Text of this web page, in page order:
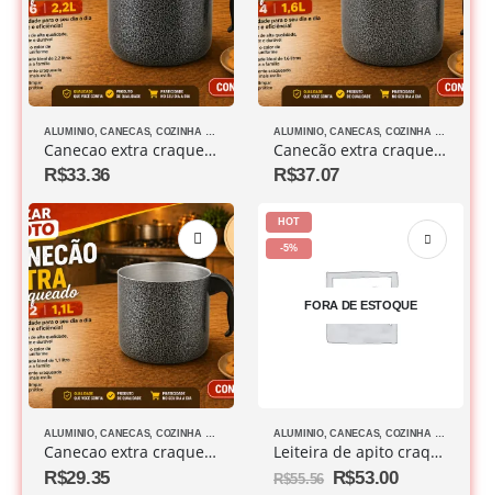
ALUMINIO,CANECAS, COZINHA DIVERSOS
Canecao extra craqueado – Nº 16 – 2,2L
R$33.36
ALUMINIO,CANECAS, COZINHA DIVERSOS
Canecão extra craqueado – Nº 14 1.6L
R$37.07
ALUMINIO,CANECAS, COZINHA DIVERSOS
Canecao extra craqueado – Nº 12 -1.1L
R$29.35
HOT
-5%
FORA DE ESTOQUE
ALUMINIO,CANECAS, COZINHA DIVERSOS
Leiteira de apito craqueada -1L
R$55.56 R$53.00